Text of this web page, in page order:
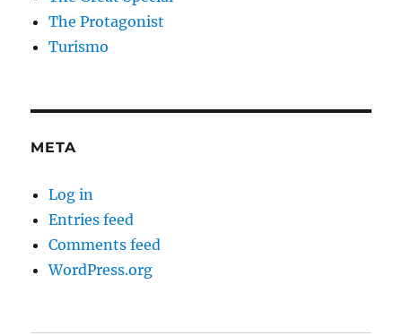
The Protagonist
Turismo
META
Log in
Entries feed
Comments feed
WordPress.org